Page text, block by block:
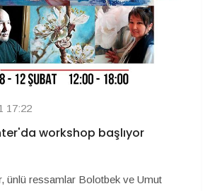
17:22
workshop başlıyor
ünlü ressamlar Bolotbek ve Umut